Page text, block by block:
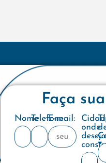
Faça
NomeTelefone
E-mail:
onde
deseja